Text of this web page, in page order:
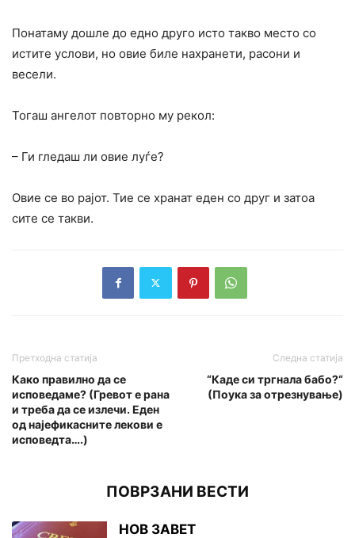
Понатаму дошле до едно друго исто такво место со
истите услови, но овие биле нахранети, расони и
весели.
Тогаш ангелот повторно му рекол:
– Ги гледаш ли овие луѓе?
Овие се во рајот. Тие се хранат еден со друг и затоа
сите се такви.
Претходна статија
Како правилно да се
исповедаме? (Гревот е рана
и треба да се излечи. Еден
од најефикасните лекови е
исповедта….)
Следна статија
“Каде си тргнала бабо?“
(Поука за отрезнување)
ПОВРЗАНИ ВЕСТИ
НОВ ЗАВЕТ